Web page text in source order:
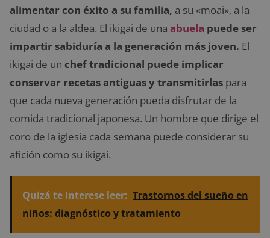
alimentar con éxito a su familia, a su «moai», a la
ciudad o a la aldea. El ikigai de una abuela puede ser
impartir sabiduría a la generación más joven. El
ikigai de un chef tradicional puede implicar
conservar recetas antiguas y transmitirlas para
que cada nueva generación pueda disfrutar de la
comida tradicional japonesa. Un hombre que dirige el
coro de la iglesia cada semana puede considerar su
afición como su ikigai.
Quizá te interese leer: Trastornos del sueño en
niños: diagnóstico y tratamiento